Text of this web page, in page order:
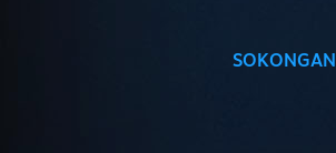
SOKONGAN